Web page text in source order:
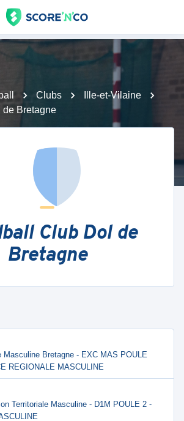
Clubs
Ille-et-Vilaine
de Bretagne
Club Dol de
Bretagne
Masculine Bretagne - EXC MAS POULE
REGIONALE MASCULINE
Territoriale Masculine - D1M POULE 2 -